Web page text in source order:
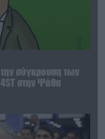
σύγκρουση των
στην Ψάθα